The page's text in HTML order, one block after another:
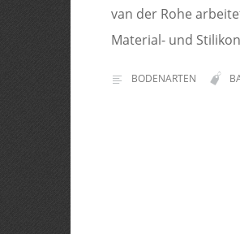
van der Rohe
Material- und
BODENARTEN